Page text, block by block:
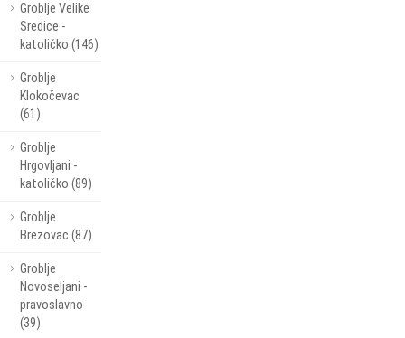
Groblje Velike
Sredice -
katoličko (146)
Groblje
Klokočevac
(61)
Groblje
Hrgovljani -
katoličko (89)
Groblje
Brezovac (87)
Groblje
Novoseljani -
pravoslavno
(39)